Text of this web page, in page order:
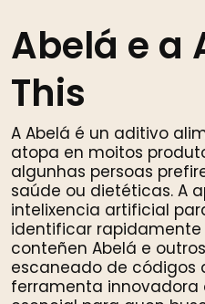
Abelá e a
This
A Abelá é un aditivo
atopa en moitos
algunhas persoas
saúde ou dietéticas. A
intelixencia artificial
identificar
conteñen Abelá e
escaneado de códigos
ferramenta innovadora